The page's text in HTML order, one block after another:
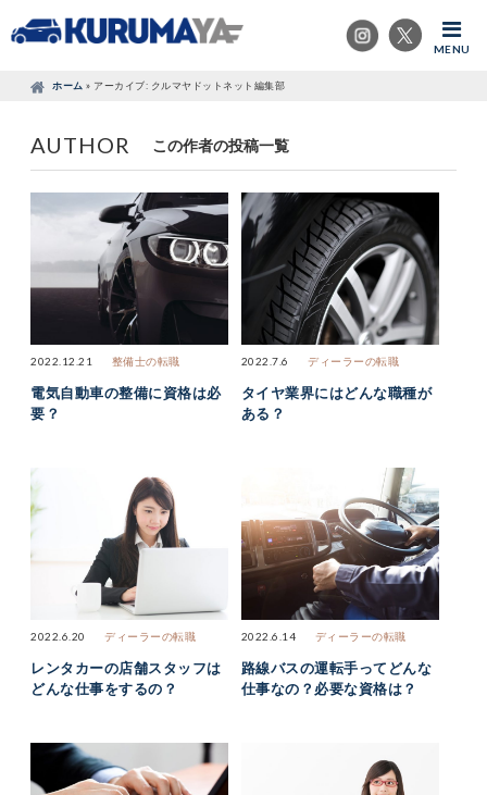
MENU
ホーム » アーカイブ: クルマヤドットネット編集部
AUTHOR この作者の投稿一覧
2022.12.21 整備士の転職
電気自動車の整備に資格は必
要？
2022.7.6 ディーラーの転職
タイヤ業界にはどんな職種が
ある？
2022.6.20 ディーラーの転職
レンタカーの店舗スタッフは
どんな仕事をするの？
2022.6.14 ディーラーの転職
路線バスの運転手ってどんな
仕事なの？必要な資格は？